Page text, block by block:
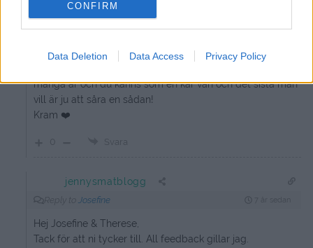
CONFIRM
Data Deletion Data Access Privacy Policy
personligen ser hellre färre inlägg av bra kvalitet än
många inlägg som känns lite ”ihoprafsade” och som inte
dig Jenny, det är verkligen inte min mening utan ville bara
många år och du känns som en kär vän och det sista man
vill är ju att såra en sådan!
Kram ❤️
0 Svara
jennysmatblogg
Josefine
Hej Josefine & Therese,
Tack för att ni tycker till. All feedback gillar jag.